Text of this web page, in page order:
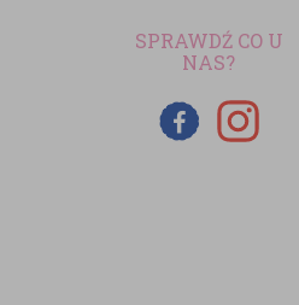
SPRAWDŹ CO U
NAS?